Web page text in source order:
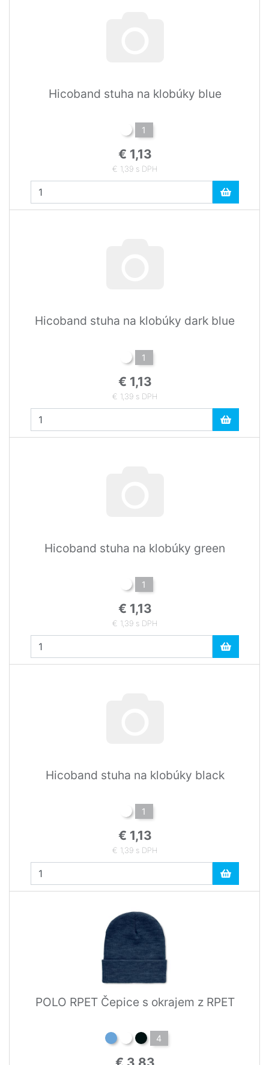
Hicoband stuha na klobúky blue
1
€ 1,13
€ 1,39 s DPH
Hicoband stuha na klobúky dark blue
1
€ 1,13
€ 1,39 s DPH
Hicoband stuha na klobúky green
1
€ 1,13
€ 1,39 s DPH
Hicoband stuha na klobúky black
1
€ 1,13
€ 1,39 s DPH
POLO RPET Čepice s okrajem z RPET
4